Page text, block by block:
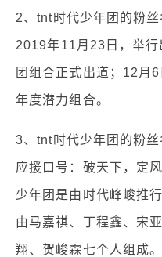
2、tnt时代少年团的粉
2019年11月23日，举
团组合正式出道；12月
年度潜力组合。
3、tnt时代少年团的粉
应援口号：破天下，定
少年团是由时代峰峻推
由马嘉祺、丁程鑫、宋
翔、贺峻霖七个人组成。